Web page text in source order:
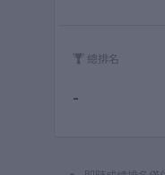
總排名
-